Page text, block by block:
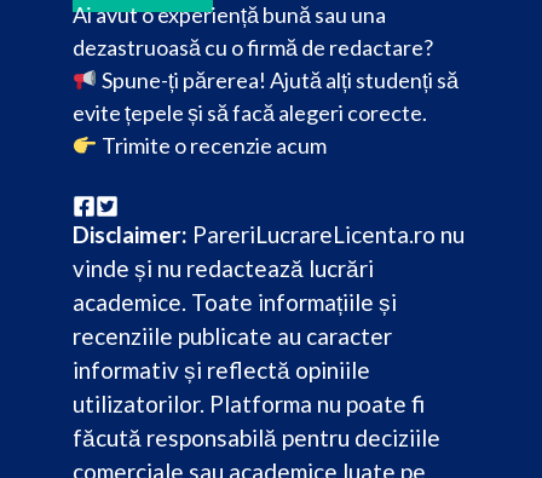
Ai avut o experiență bună sau una
dezastruoasă cu o firmă de redactare?
Spune-ți părerea! Ajută alți studenți să
evite țepele și să facă alegeri corecte.
Trimite o recenzie acum
Disclaimer: PareriLucrareLicenta.ro nu
vinde și nu redactează lucrări
academice. Toate informațiile și
recenziile publicate au caracter
informativ și reflectă opiniile
utilizatorilor. Platforma nu poate fi
făcută responsabilă pentru deciziile
comerciale sau academice luate pe